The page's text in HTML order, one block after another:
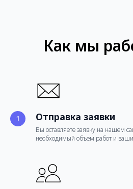
Как мы
Отправка заявки
Вы оставляете заявку на нашем
необходимый объем работ и